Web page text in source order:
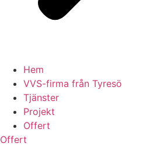
Hem
VVS-firma från Tyresö
Tjänster
Projekt
Offert
Offert